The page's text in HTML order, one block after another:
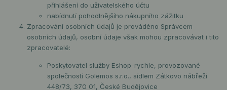
přihlášení do uživatelského účtu
nabídnutí pohodlnějšího nákupního zážitku
Zpracování osobních údajů je prováděno Správcem
osobních údajů, osobní údaje však mohou zpracovávat i tito
zpracovatelé:
Poskytovatel služby Eshop-rychle, provozované
společností Golemos s.r.o., sídlem Zátkovo nábřeží
448/73, 370 01, České Budějovice